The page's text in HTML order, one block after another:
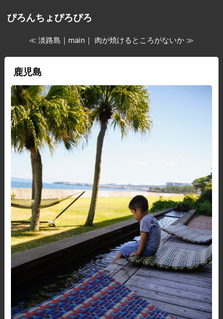
ぴろんちょぴろぴろ
≪ 淡路島 ｜ main ｜ 肉が焼けるところがないか ≫
鹿児島